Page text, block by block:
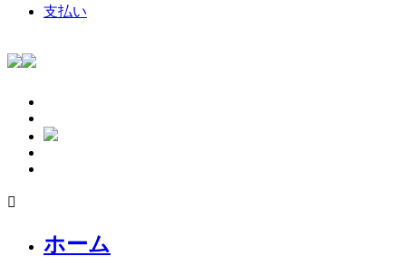
支払い

ホーム